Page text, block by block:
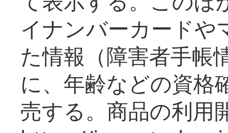
イナンバーカードや
た情報（障害者手帳
に、年齢などの資格
売する。商品の利用